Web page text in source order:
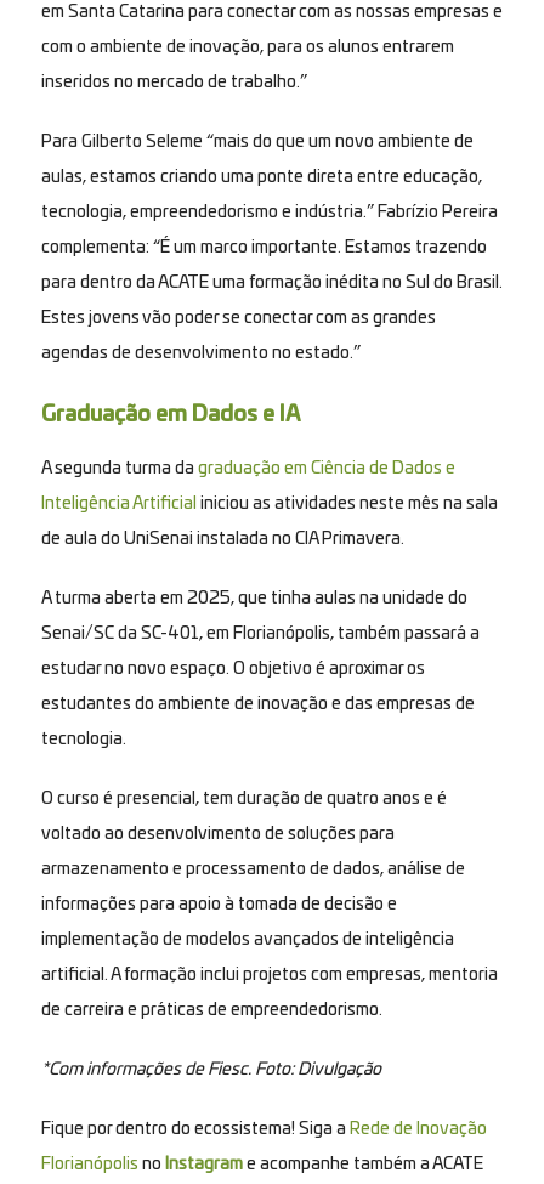
em Santa Catarina para conectar com as nossas empresas e
com o ambiente de inovação, para os alunos entrarem
inseridos no mercado de trabalho.”
Para Gilberto Seleme “mais do que um novo ambiente de
aulas, estamos criando uma ponte direta entre educação,
tecnologia, empreendedorismo e indústria.” Fabrízio Pereira
complementa: “É um marco importante. Estamos trazendo
para dentro da ACATE uma formação inédita no Sul do Brasil.
Estes jovens vão poder se conectar com as grandes
agendas de desenvolvimento no estado.”
Graduação em Dados e IA
A segunda turma da graduação em Ciência de Dados e
Inteligência Artificial iniciou as atividades neste mês na sala
de aula do UniSenai instalada no CIA Primavera.
A turma aberta em 2025, que tinha aulas na unidade do
Senai/SC da SC-401, em Florianópolis, também passará a
estudar no novo espaço. O objetivo é aproximar os
estudantes do ambiente de inovação e das empresas de
tecnologia.
O curso é presencial, tem duração de quatro anos e é
voltado ao desenvolvimento de soluções para
armazenamento e processamento de dados, análise de
informações para apoio à tomada de decisão e
implementação de modelos avançados de inteligência
artificial. A formação inclui projetos com empresas, mentoria
de carreira e práticas de empreendedorismo.
*Com informações de Fiesc. Foto: Divulgação
Fique por dentro do ecossistema! Siga a Rede de Inovação
Florianópolis no Instagrame acompanhe também a ACATE